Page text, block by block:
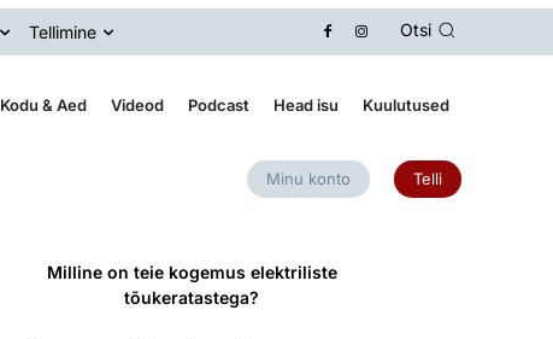
Tellimine Otsi
Kodu & Aed Videod Podcast Head isu Kuulutused
Minu konto Telli
Milline on teie kogemus elektriliste
tõukeratastega?